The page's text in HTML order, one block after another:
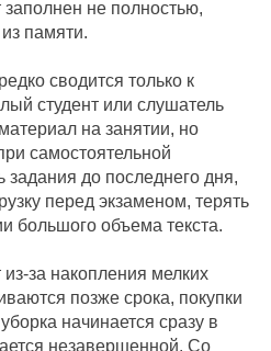
заполнен не полностью,
памяти.
сводится только к
студент или слушатель
на занятии, но
самостоятельной
задания до последнего дня,
перед экзаменом, терять
большого объема текста.
за накопления мелких
позже срока, покупки
начинается сразу в
незавершенной. Со